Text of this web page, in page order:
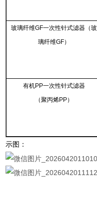
玻璃纤维GF一次性针式滤器（玻
璃纤维GF）
有机PP一次性针式滤器
（聚丙烯PP）
示图：